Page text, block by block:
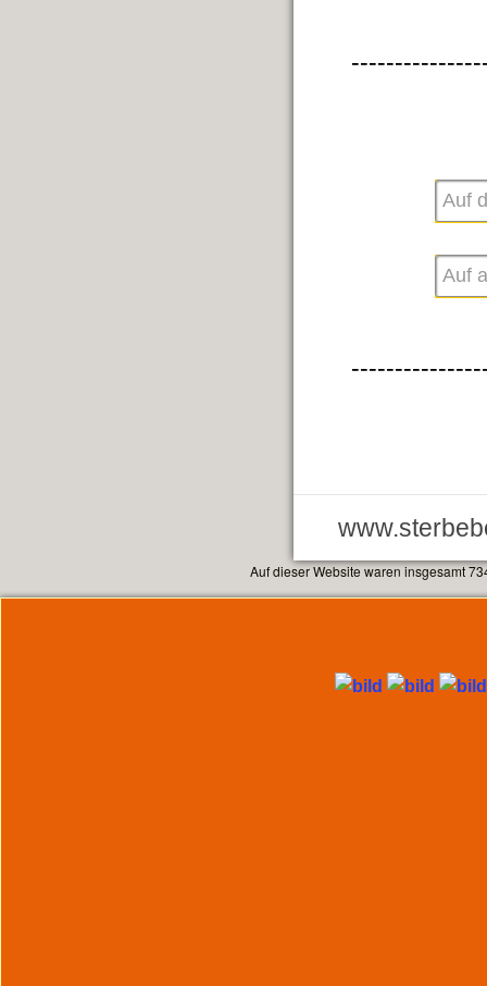
Auf dieser Website waren insgesamt